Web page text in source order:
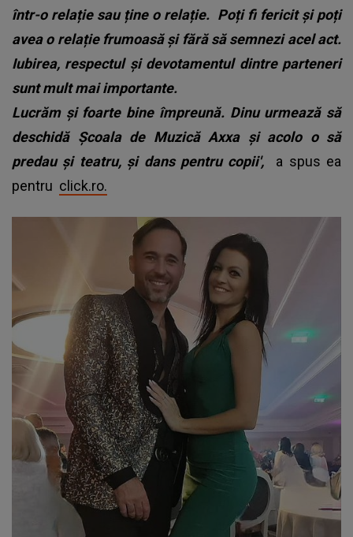
într-o relație sau ține o relație. Poți fi fericit și poți
avea o relație frumoasă și fără să semnezi acel act.
Iubirea, respectul și devotamentul dintre parteneri
sunt mult mai importante.
Lucrăm și foarte bine împreună. Dinu urmează să
deschidă Școala de Muzică Axxa și acolo o să
predau și teatru, și dans pentru copii',
a spus ea
pentru click.ro.